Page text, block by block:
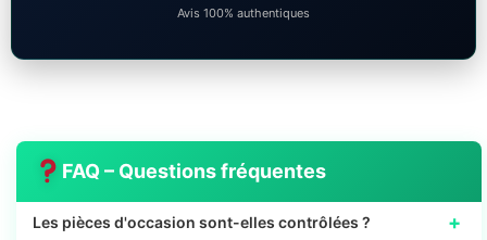
Avis 100% authentiques
FAQ – Questions fréquentes
Les pièces d'occasion sont-elles contrôlées ? +